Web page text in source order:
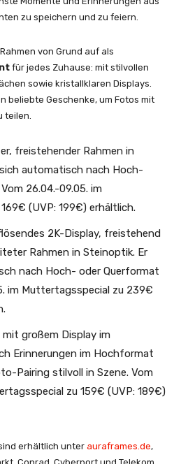
zu speichern und zu feiern.
von Grund auf als
für jedes Zuhause: mit stilvollen
sowie kristallklaren Displays.
beliebte Geschenke, um Fotos mit
teilen.
freistehender Rahmen in
automatisch nach Hoch-
26.04.-09.05. im
(UVP: 199€) erhältlich.
2K-Display, freistehend
Rahmen in Steinoptik. Er
nach Hoch- oder Querformat
im Muttertagsspecial zu 239€
mit großem Display im
Erinnerungen im Hochformat
Pairing stilvoll in Szene. Vom
zu 159€ (UVP: 189€)
erhältlich unter auraframes.de,